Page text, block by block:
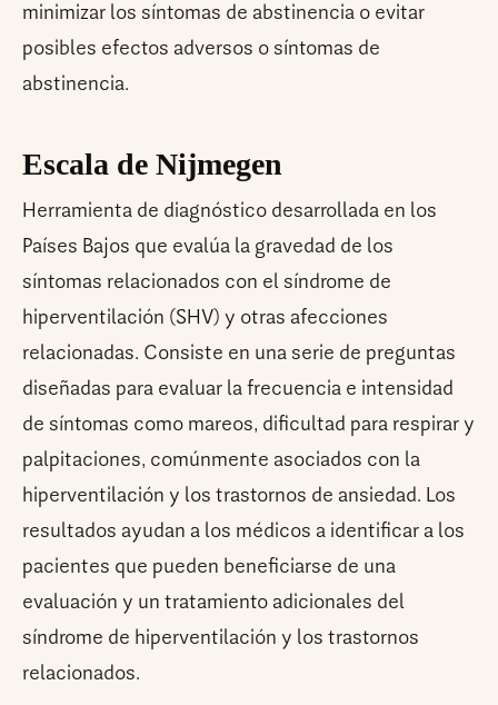
minimizar los síntomas de abstinencia o evitar
posibles efectos adversos o síntomas de
abstinencia.
Escala de Nijmegen
Herramienta de diagnóstico desarrollada en los
Países Bajos que evalúa la gravedad de los
síntomas relacionados con el síndrome de
hiperventilación (SHV) y otras afecciones
relacionadas. Consiste en una serie de preguntas
diseñadas para evaluar la frecuencia e intensidad
de síntomas como mareos, dificultad para respirar y
palpitaciones, comúnmente asociados con la
hiperventilación y los trastornos de ansiedad. Los
resultados ayudan a los médicos a identificar a los
pacientes que pueden beneficiarse de una
evaluación y un tratamiento adicionales del
síndrome de hiperventilación y los trastornos
relacionados.